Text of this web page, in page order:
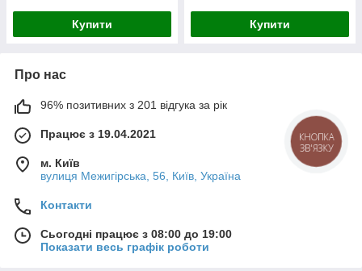
Купити Купити
Про нас
96% позитивних з 201 відгука за рік
Працює з 19.04.2021
м. Київ
вулиця Межигірська, 56, Київ, Україна
Контакти
Сьогодні працює з 08:00 до 19:00
Показати весь графік роботи
КНОПКА
ЗВ'ЯЗКУ